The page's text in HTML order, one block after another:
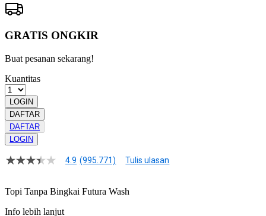
GRATIS ONGKIR
Buat pesanan sekarang!
Kuantitas
LOGIN
DAFTAR
DAFTAR
LOGIN
4.9
bintang,
rating
4.9 (995.771) Tulis ulasan
Topi Tanpa Bingkai Futura Wash
Info lebih lanjut